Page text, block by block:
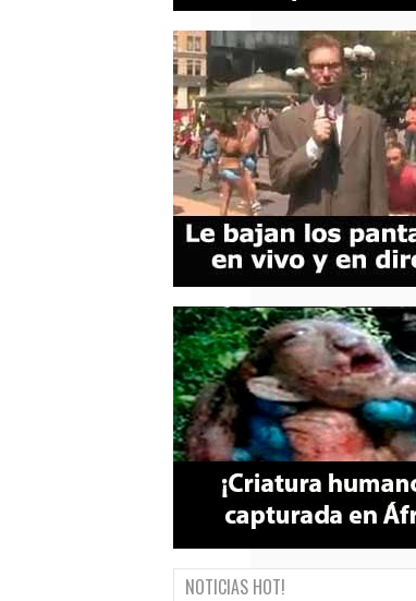
NOTICIAS HOT!